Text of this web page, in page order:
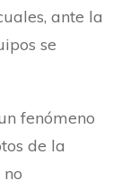
ante la
se
fenómeno
de la